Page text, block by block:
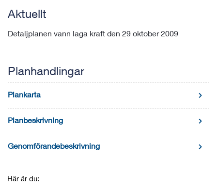
Aktuellt
Detaljplanen vann laga kraft den 29 oktober 2009
Planhandlingar
Plankarta
Planbeskrivning
Genomförandebeskrivning
Här är du: